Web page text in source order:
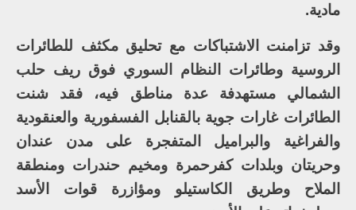
مادية.
وقد تزامنت الاشتباكات مع تحليق مكثف للطائرات
الروسية وطائرات النظام السوري فوق ريف حلب
الشمالي مستهدفة عدة مناطق فيه، فقد شنت
الطائرات غارات جوية بالقنابل الفسفورية والعنقودية
والفراغية والبراميل المتفجرة على مدن عندان
وحريتان وبلدات كفرحمرة ومخيم حندرات ومنطقة
الملاح وطريق الكاستيلو ومؤازرة قوات الأسد